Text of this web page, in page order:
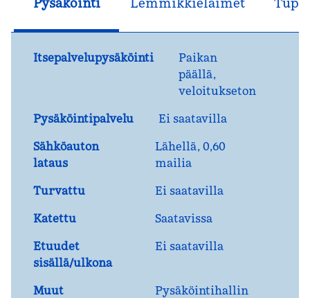
Itsepalvelupysäköinti
Paikan
päällä,
veloitukseton
Pysäköintipalvelu
Ei saatavilla
Sähköauton
lataus
Lähellä, 0,60
mailia
Turvattu
Ei saatavilla
Katettu
Saatavissa
Etuudet
sisällä/ulkona
Ei saatavilla
Muut
Pysäköintihallin